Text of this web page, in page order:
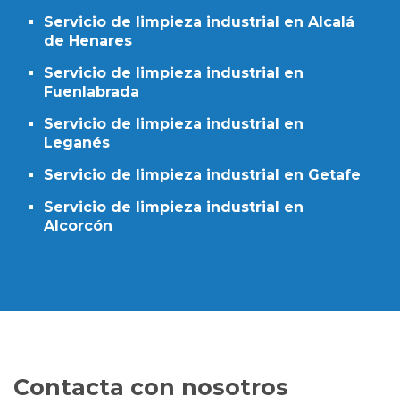
Servicio de limpieza industrial en Alcalá
de Henares
Servicio de limpieza industrial en
Fuenlabrada
Servicio de limpieza industrial en
Leganés
Servicio de limpieza industrial en Getafe
Servicio de limpieza industrial en
Alcorcón
Contacta con nosotros